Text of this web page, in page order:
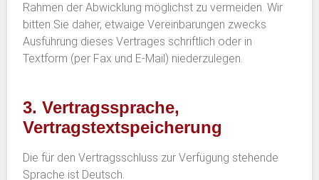
Rahmen der Abwicklung möglichst zu vermeiden. Wir
bitten Sie daher, etwaige Vereinbarungen zwecks
Ausführung dieses Vertrages schriftlich oder in
Textform (per Fax und E-Mail) niederzulegen.
3. Vertragssprache,
Vertragstextspeicherung
Die für den Vertragsschluss zur Verfügung stehende
Sprache ist Deutsch.